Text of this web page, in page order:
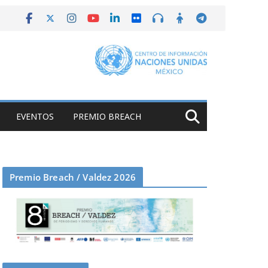
EVENTOS PREMIO BREACH
Premio Breach / Valdez 2026